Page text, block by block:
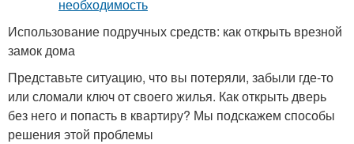
Использование подручных средств: как открыть врезной
замок дома
Представьте ситуацию, что вы потеряли, забыли где-то
или сломали ключ от своего жилья. Как открыть дверь
без него и попасть в квартиру? Мы подскажем способы
решения этой проблемы